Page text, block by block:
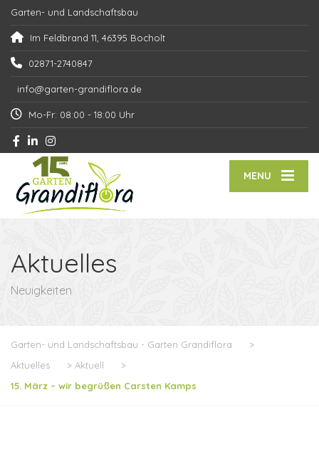
Garten- und Landschaftsbau
Im Feldbrand 11, 46395 Bocholt
02871-2740847
info@garten-grandiflora.de
Mo-Fr: 08:00 - 18:00 Uhr
MENU
Aktuelles
Neuigkeiten
Garten- und Landschaftsbau - Garten Grandiflora
>
Aktuelles
> Aktuell
>
15. März – wir begrüßen Carsten Kamps